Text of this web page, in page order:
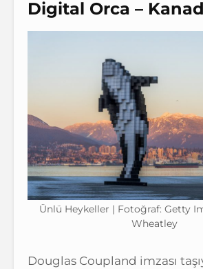
Digital Orca –
Ünlü Heykeller | Fotoğraf: Getty
Wheatley
Douglas Coupland imzası